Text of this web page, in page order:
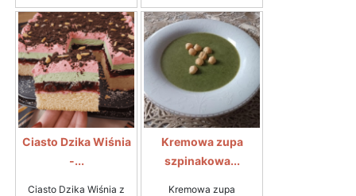
Ciasto Dzika Wiśnia
-...
Ciasto Dzika Wiśnia z
Kremowa zupa
szpinakowa...
Kremowa zupa